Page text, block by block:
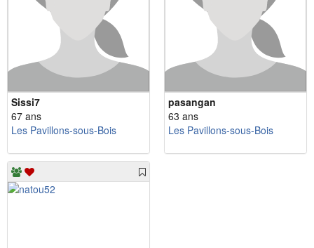
Sissi7
67 ans
Les Pavillons-sous-Bois
pasangan
63 ans
Les Pavillons-sous-Bois